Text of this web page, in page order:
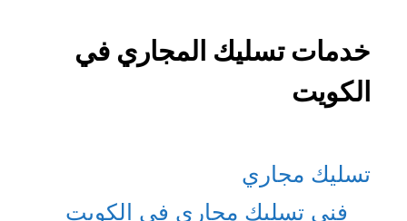
خدمات تسليك المجاري في
الكويت
تسليك مجاري
فني تسليك مجاري في الكويت